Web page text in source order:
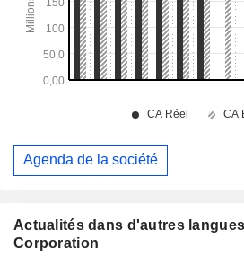
Actualités dans d'autres
Corporation
Agenda de la société